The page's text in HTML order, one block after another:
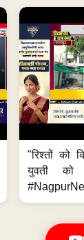
"रिश्तों को
युवती